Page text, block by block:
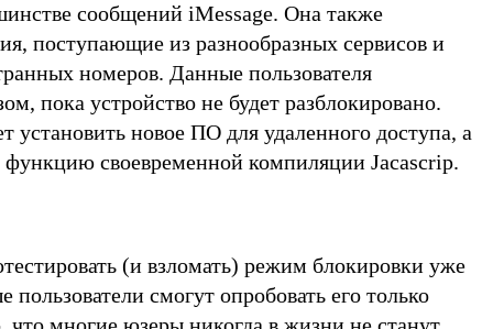
сообщений iMessage. Она также
поступающие из разнообразных сервисов и
номеров. Данные пользователя
пока устройство не будет разблокировано.
установить новое ПО для удаленного доступа, а
функцию своевременной компиляции Jacascrip.
(и взломать) режим блокировки уже
пользователи смогут опробовать его только